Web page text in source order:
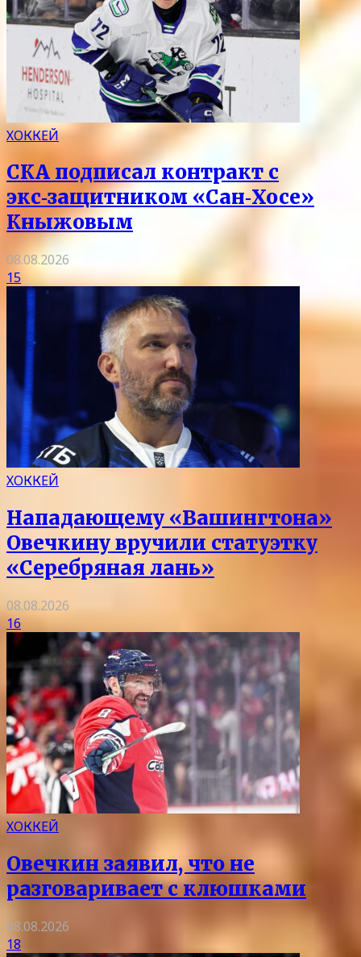
ХОККЕЙ
СКА подписал контракт с
экс‑защитником «Сан‑Хосе»
Кныжовым
08.08.2026
15
ХОККЕЙ
Нападающему «Вашингтона»
Овечкину вручили статуэтку
«Серебряная лань»
08.08.2026
16
ХОККЕЙ
Овечкин заявил, что не
разговаривает с клюшками
08.08.2026
18